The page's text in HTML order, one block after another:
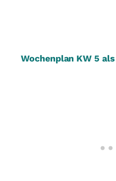
Wochenplan KW 5